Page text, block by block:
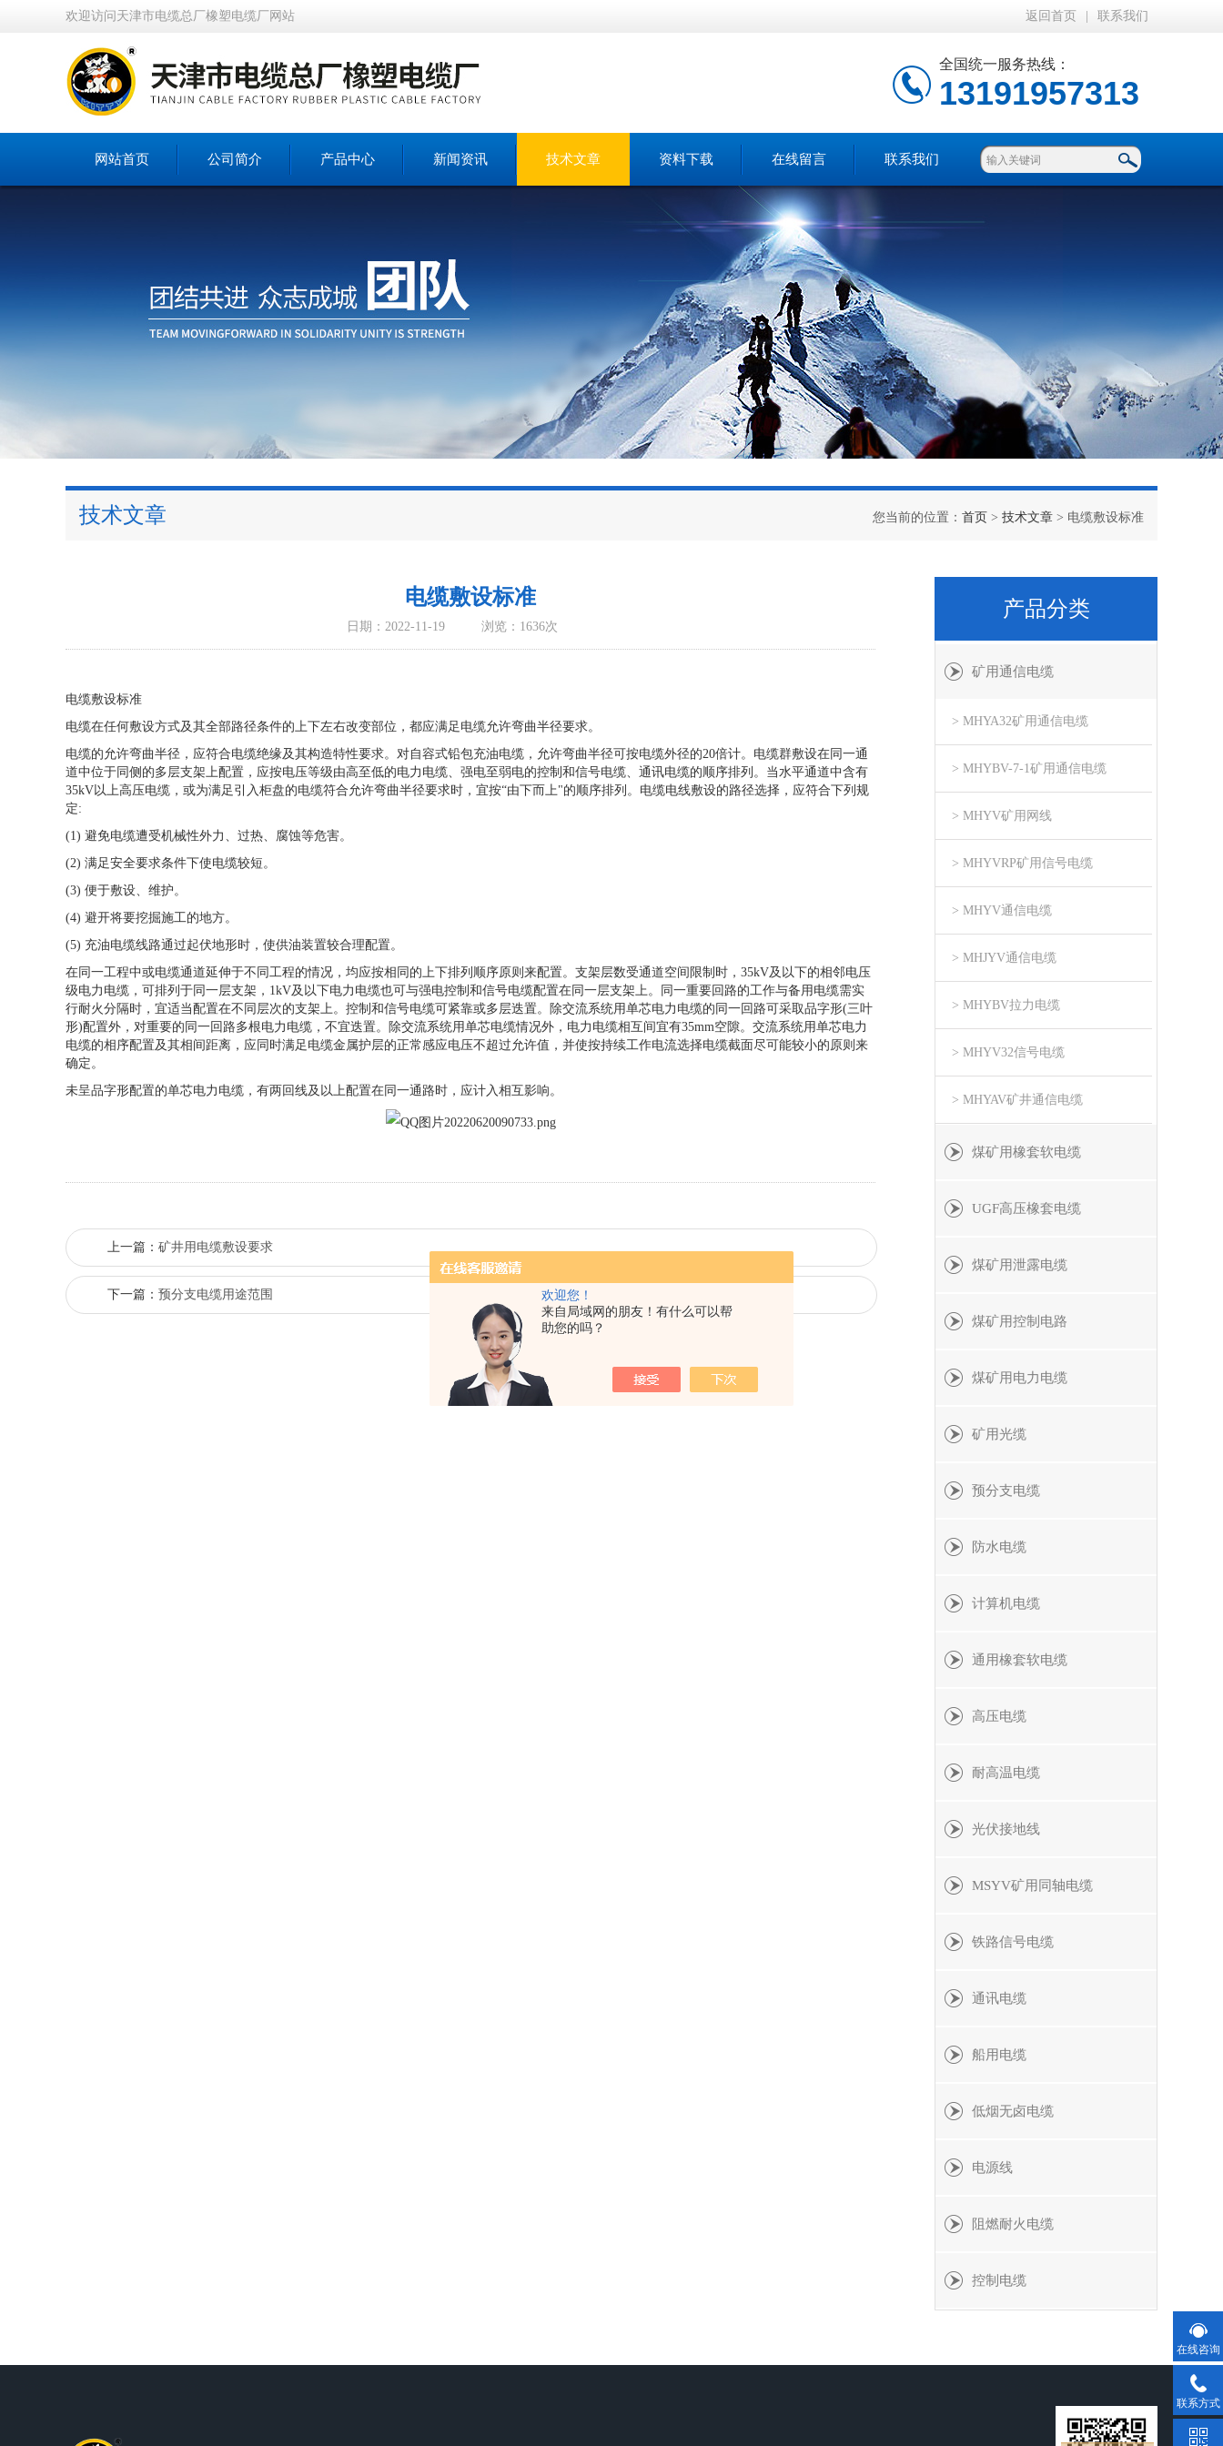
欢迎您！
来自局域网的朋友！有什么可以帮
助您的吗？
欢迎访问天津市电缆总厂橡塑电缆厂网站 返回首页 联系我们
全国统一服务热线：
13191957313
网站首页 公司简介 产品中心 新闻资讯 技术文章 资料下载 在线留言 联系我们
技术文章 您当前的位置： 首页 > 技术文章 > 电缆敷设标准
电缆敷设标准
日期：2022-11-19 浏览：1636次
电缆敷设标准
电缆在任何敷设方式及其全部路径条件的上下左右改变部位，都应满足电缆允许弯曲半径要求。
电缆的允许弯曲半径，应符合电缆绝缘及其构造特性要求。对自容式铅包充油电缆，允许弯曲半径可按电缆外径的20倍计。电缆群敷设在同一通
道中位于同侧的多层支架上配置，应按电压等级由高至低的电力电缆、强电至弱电的控制和信号电缆、通讯电缆的顺序排列。当水平通道中含有
35kV以上高压电缆，或为满足引入柜盘的电缆符合允许弯曲半径要求时，宜按“由下而上"的顺序排列。电缆电线敷设的路径选择，应符合下列规
定:
(1) 避免电缆遭受机械性外力、过热、腐蚀等危害。
(2) 满足安全要求条件下使电缆较短。
(3) 便于敷设、维护。
(4) 避开将要挖掘施工的地方。
(5) 充油电缆线路通过起伏地形时，使供油装置较合理配置。
在同一工程中或电缆通道延伸于不同工程的情况，均应按相同的上下排列顺序原则来配置。支架层数受通道空间限制时，35kV及以下的相邻电压
级电力电缆，可排列于同一层支架，1kV及以下电力电缆也可与强电控制和信号电缆配置在同一层支架上。同一重要回路的工作与备用电缆需实
行耐火分隔时，宜适当配置在不同层次的支架上。控制和信号电缆可紧靠或多层迭置。除交流系统用单芯电力电缆的同一回路可采取品字形(三叶
形)配置外，对重要的同一回路多根电力电缆，不宜迭置。除交流系统用单芯电缆情况外，电力电缆相互间宜有35mm空隙。交流系统用单芯电力
电缆的相序配置及其相间距离，应同时满足电缆金属护层的正常感应电压不超过允许值，并使按持续工作电流选择电缆截面尽可能较小的原则来
确定。
未呈品字形配置的单芯电力电缆，有两回线及以上配置在同一通路时，应计入相互影响。
上一篇： 矿井用电缆敷设要求
下一篇： 预分支电缆用途范围
产品分类
矿用通信电缆
> MHYA32矿用通信电缆
> MHYBV-7-1矿用通信电缆
> MHYV矿用网线
> MHYVRP矿用信号电缆
> MHYV通信电缆
> MHJYV通信电缆
> MHYBV拉力电缆
> MHYV32信号电缆
> MHYAV矿井通信电缆
煤矿用橡套软电缆
UGF高压橡套电缆
煤矿用泄露电缆
煤矿用控制电路
煤矿用电力电缆
矿用光缆
预分支电缆
防水电缆
计算机电缆
通用橡套软电缆
高压电缆
耐高温电缆
光伏接地线
MSYV矿用同轴电缆
铁路信号电缆
通讯电缆
船用电缆
低烟无卤电缆
电源线
阻燃耐火电缆
控制电缆
在线咨询
联系方式